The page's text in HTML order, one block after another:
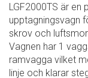
LGF2000TS är en
upptagningsvagn
skrov och
Vagnen har 1
ramvagga vilket
linje och klarar